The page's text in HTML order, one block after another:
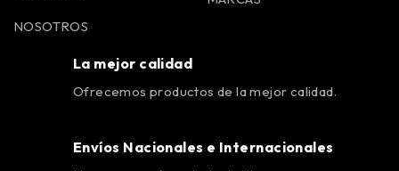
NOSOTROS
La mejor calidad
Ofrecemos productos de la mejor calidad.
Envíos Nacionales e Internacionales